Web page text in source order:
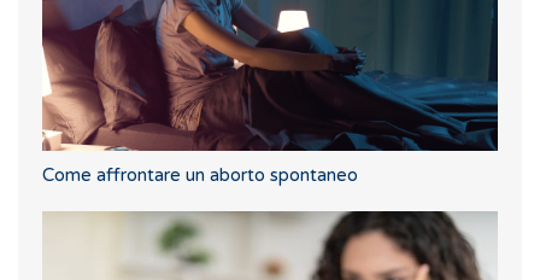
Come affrontare un aborto spontaneo